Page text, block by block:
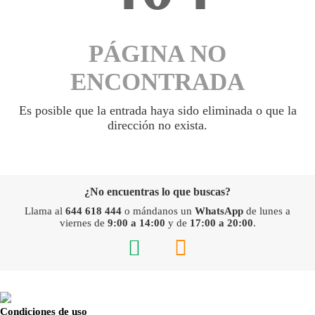
PÁGINA NO
ENCONTRADA
Es posible que la entrada haya sido eliminada o que la
dirección no exista.
¿No encuentras lo que buscas?
Llama al 644 618 444 o mándanos un WhatsApp de lunes a
viernes de 9:00 a 14:00 y de 17:00 a 20:00.
Condiciones de uso